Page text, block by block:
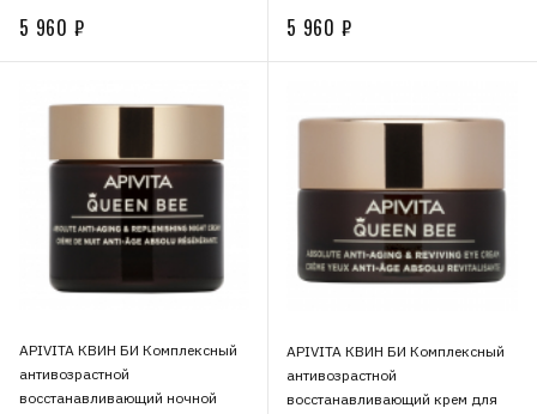
5 960 ₽ 5 960 ₽
APIVITA КВИН БИ Комплексный
антивозрастной
восстанавливающий ночной
APIVITA КВИН БИ Комплексный
антивозрастной
восстанавливающий крем для